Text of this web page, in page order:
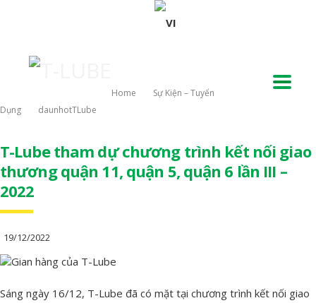
Home
Sự Kiện – Tuyển
Dụng
DaunhotTLube
T-Lube tham dự chương trình kết nối giao
thương quận 11, quận 5, quận 6 lần III –
2022
19/12/2022
Sáng ngày 16/12, T-Lube đã có mặt tại chương trình kết nối giao